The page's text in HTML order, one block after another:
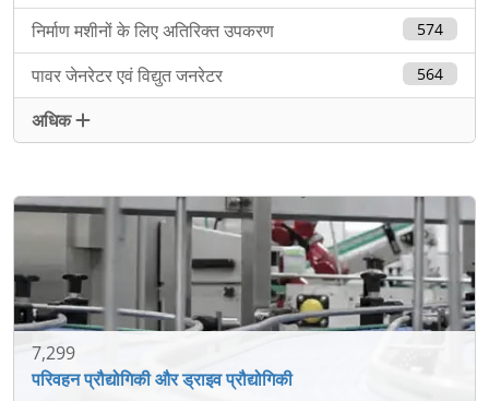
निर्माण मशीनों के लिए अतिरिक्त उपकरण 574
पावर जेनरेटर एवं विद्युत जनरेटर 564
अधिक
7,299
परिवहन प्रौद्योगिकी और ड्राइव प्रौद्योगिकी